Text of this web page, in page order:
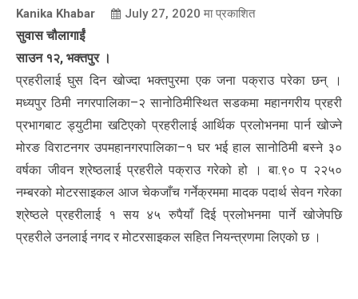
Kanika Khabar July 27, 2020 मा प्रकाशित
सुवास चौलागाईं
साउन १२, भक्तपुर ।
प्रहरीलाई घुस दिन खोज्दा भक्तपुरमा एक जना पक्राउ परेका छन् ।
मध्यपुर ठिमी नगरपालिका–२ सानोठिमीस्थित सडकमा महानगरीय प्रहरी
प्रभागबाट ड्युटीमा खटिएको प्रहरीलाई आर्थिक प्रलोभनमा पार्न खोज्ने
मोरङ विराटनगर उपमहानगरपालिका–१ घर भई हाल सानोठिमी बस्ने ३०
वर्षका जीवन श्रेष्ठलाई प्रहरीले पक्राउ गरेको हो । बा.९० प २२५०
नम्बरको मोटरसाइकल आज चेकजाँच गर्नेक्रममा मादक पदार्थ सेवन गरेका
श्रेष्ठले प्रहरीलाई १ सय ४५ रुपैयाँ दिई प्रलोभनमा पार्ने खोजेपछि
प्रहरीले उनलाई नगद र मोटरसाइकल सहित नियन्त्रणमा लिएको छ ।